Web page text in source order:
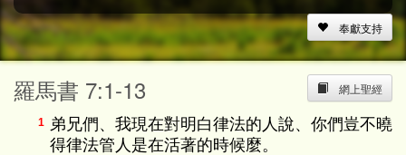
15s
15s奉獻支持
網上聖經
羅馬書 7:1-13
1 弟兄們、我現在對明白律法的人說、你們豈不曉
得律法管人是在活著的時候麼。